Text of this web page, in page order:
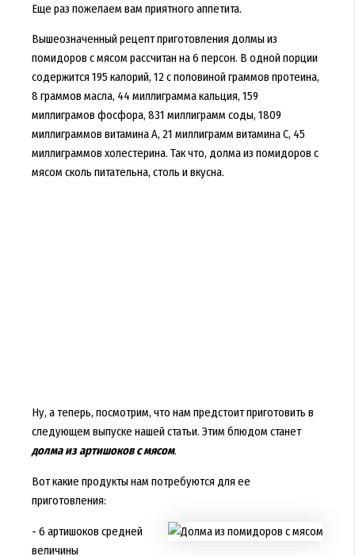
Еще раз пожелаем вам приятного аппетита.
Вышеозначенный рецепт приготовления долмы из
помидоров с мясом рассчитан на 6 персон. В одной порции
содержится 195 калорий, 12 с половиной граммов протеина,
8 граммов масла, 44 миллиграмма кальция, 159
миллиграмов фосфора, 831 миллиграмм соды, 1809
миллиграммов витамина А, 21 миллиграмм витамина С, 45
миллиграммов холестерина. Так что, долма из помидоров с
мясом сколь питательна, столь и вкусна.
Ну, а теперь, посмотрим, что нам предстоит приготовить в
следующем выпуске нашей статьи. Этим блюдом станет
долма из артишоков с мясом.
Вот какие продукты нам потребуются для ее
приготовления:
- 6 артишоков средней
величины